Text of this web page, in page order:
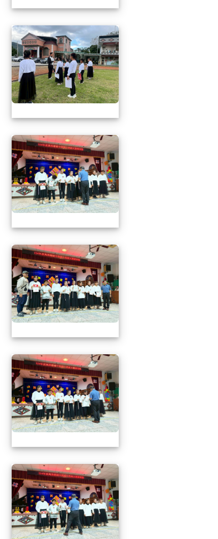
1141217萬榮鄉英語文
1141217萬榮鄉英語文
1141217萬榮鄉英語文
1141217萬榮鄉英語文
1141217萬榮鄉英語文